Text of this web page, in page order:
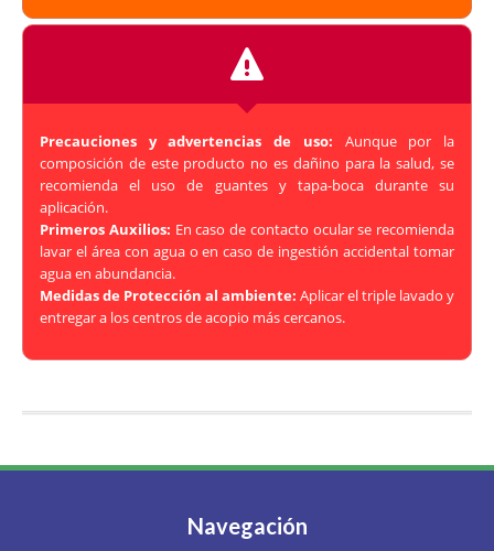
Precauciones y advertencias de uso: Aunque por la
composición de este producto no es dañino para la salud, se
recomienda el uso de guantes y tapa-boca durante su
aplicación.
Primeros Auxilios: En caso de contacto ocular se recomienda
lavar el área con agua o en caso de ingestión accidental tomar
agua en abundancia.
Medidas de Protección al ambiente: Aplicar el triple lavado y
entregar a los centros de acopio más cercanos.
Navegación